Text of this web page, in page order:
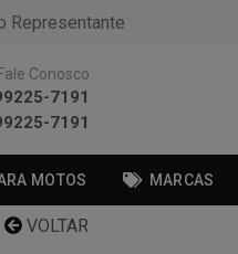
Representante
Conosco
7191
7191
MOTOS MARCAS
VOLTAR